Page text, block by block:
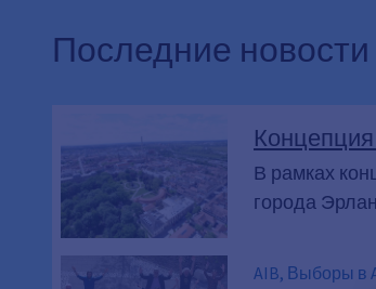
Последние новости
Концепция
В рамках
города
AIB, Выборы в